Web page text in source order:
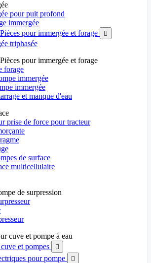
pour puit profond
immergée
pour immergée et forage

triphasée
pour immergée et forage
forage
immergée
immergée
et manque d'eau
prise de force pour tracteur
de surface
multicellulaire
de surpression
cuve et pompe à eau
et pompes

pour pompe 